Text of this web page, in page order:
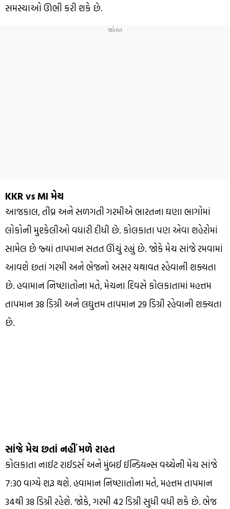
સમસ્યાઓ ઊભી કરી શકે છે.
KKR vs MI મેચ
આજકાલ, તીવ્ર અને સળગતી ગરમીએ ભારતના ઘણા ભાગોમાં
લોકોની મુશ્કેલીઓ વધારી દીધી છે. કોલકાતા પણ એવા શહેરોમાં
સામેલ છે જ્યાં તાપમાન સતત ઊંચું રહ્યું છે. જોકે મેચ સાંજે રમવામાં
આવશે છતાં ગરમી અને ભેજનો અસર યથાવત રહેવાની શક્યતા
છે. હવામાન નિષ્ણાતોના મતે, મેચના દિવસે કોલકાતામાં મહત્તમ
તાપમાન 38 ડિગ્રી અને લઘુત્તમ તાપમાન 29 ડિગ્રી રહેવાની શક્યતા
છે.
સાંજે મેચ છતાં નહીં મળે રાહત
કોલકાતા નાઈટ રાઈડર્સ અને મુંબઈ ઈન્ડિયન્સ વચ્ચેની મેચ સાંજે
7:30 વાગ્યે શરૂ થશે. હવામાન નિષ્ણાતોના મતે, મહત્તમ તાપમાન
34થી 38 ડિગ્રી રહેશે. જોકે, ગરમી 42 ડિગ્રી સુધી વધી શકે છે. ભેજ